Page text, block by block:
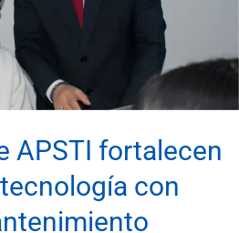
APSTI fortalecen
con